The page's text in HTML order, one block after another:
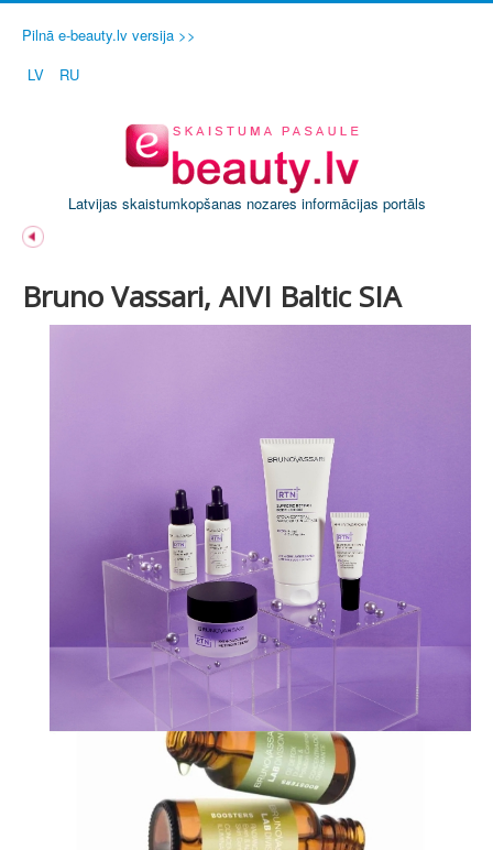
Pilnā e-beauty.lv versija >>
LV
RU
Latvijas skaistumkopšanas nozares informācijas portāls
Bruno Vassari, AIVI Baltic SIA